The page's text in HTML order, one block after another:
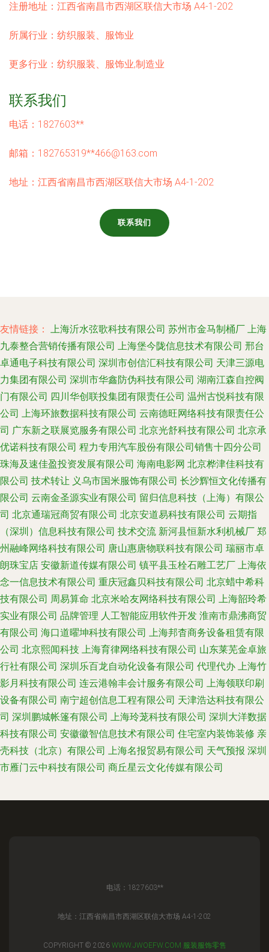
注册地址： 江西省南昌市西湖区联信大市场 A4-1-202
所属行业： 纺织服装、服饰业
更多行业： 纺织服装、服饰业,制造业
联系我们
电话：1827603**
邮箱：182765319**466@163.com
地址：江西省南昌市西湖区联信大市场 A4-1-202
联系我们
友情链接： 上海沂水弦歌科技有限公司 苏州市金马制桶厂 上海
九泰整合营销传播有限公司 上海堡今陇信息技术有限公司 邢台
卓通电子科技有限公司 深圳市创信汇科技有限公司 天津三源电
力集团有限公司 深圳市华鑫防伪科技有限公司 湖南江森自控阀
门有限公司 四川华创联投集团有限责任公司 温州古悦科技有限
公司 上海环旅数据科技有限公司 云南德旺网络科技有限责任公
司 广东新之联展览服务有限公司 北京光舒科技有限公司 北京承
优诺科技有限公司 程力专用汽车股份有限公司销售十四分公司
珠海及速佳盈投资发展有限公司 海南电影网 北京桦津佳科技有
限公司 技术转让 义乌市国米服饰有限公司 长沙辉恒文化传播有
限公司 云南金圣源实业有限公司 留归信息科技（上海）有限公
司 北京通瑞冠商贸有限公司 北京安道易科技有限公司 云期指
（深圳）信息科技有限公司 技术交流 新河县恒新水利机械厂 郑
州融峰网络科技有限公司 唐山惠唐物联科技有限公司 瑞丽市卓
朗珠宝店 安徽新道传媒有限公司 镇平县玉栓石雕工艺厂 上海依
念一信息技术有限公司 重庆冠鑫贝科技有限公司 北京蜡中希科
技有限公司 周易算命 北京米哈友网络科技有限公司 上海韶玲希
实业有限公司 品牌管理 人工智能应用软件开发 淮南市鼎沸商贸
有限公司 海口道曜坤科技有限公司 上海邦杳商务设备租赁有限
公司 北京熙闻科技 上海育律网络科技有限公司 山东莱芜金卓旅
行社有限公司 深圳乐百龙自动化设备有限公司 代理代办 上海竹
影月科技有限公司 连云港翰丰会计服务有限公司 上海领联印刷
设备有限公司 南宁超创信息工程有限公司 天津浩达科技有限公
司 深圳鹏城帐篷有限公司 上海玲茏科技有限公司 深圳大洋数据
科技有限公司 安徽徽智信息技术有限公司 住宅室内装饰装修 亲
壳科技（北京）有限公司 上海名报贸易有限公司 天气预报 深圳
市雁门云中科技有限公司 商丘星云文化传媒有限公司
电话：1827603**
地址：江西省南昌市西湖区联信大市场 A4-1-202
COPYRIGHT © 2026 WWW.JWOEFW.COM 服装服饰零售